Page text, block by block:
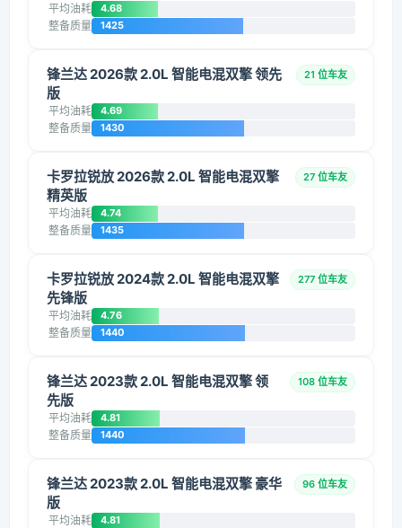
平均油耗 4.68
整备质量 1425
锋兰达 2026款 2.0L 智能电混双擎 领先
版
21 位车友
平均油耗 4.69
整备质量 1430
卡罗拉锐放 2026款 2.0L 智能电混双擎
精英版
27 位车友
平均油耗 4.74
整备质量 1435
卡罗拉锐放 2024款 2.0L 智能电混双擎
先锋版
277 位车友
平均油耗 4.76
整备质量 1440
锋兰达 2023款 2.0L 智能电混双擎 领
先版
108 位车友
平均油耗 4.81
整备质量 1440
锋兰达 2023款 2.0L 智能电混双擎 豪华
版
96 位车友
平均油耗 4.81